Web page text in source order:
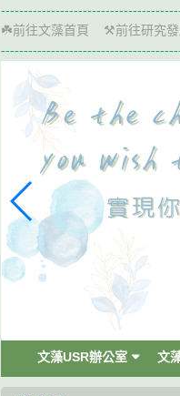
☘️前往文藻首頁 ⚒️前往研究
文藻USR辦公室 文